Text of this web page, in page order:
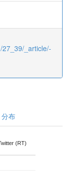
27_39/_article/-
分布
(RT)